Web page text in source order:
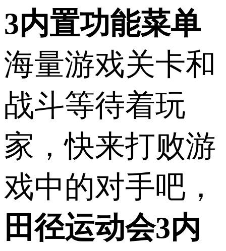
3内置功能菜单
海量游戏关卡和
战斗等待着玩
家，快来打败游
戏中的对手吧，
田径运动会3内